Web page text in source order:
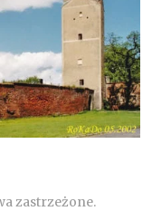
zastrzeżone.